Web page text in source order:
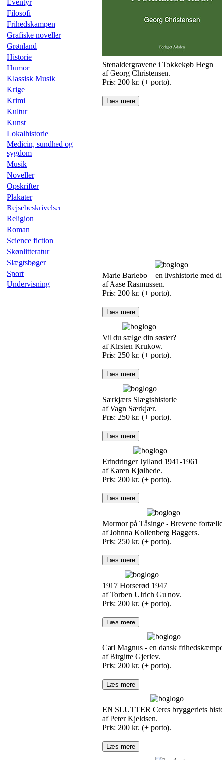
Eventyr
Filosofi
Frihedskampen
Grafiske noveller
Grønland
Historie
Humor
Klassisk Musik
Krige
Krimi
Kultur
Kunst
Lokalhistorie
Medicin, sundhed og
sygdom
Musik
Noveller
Opskrifter
Plakater
Rejsebeskrivelser
Religion
Roman
Science fiction
Skønlitteratur
Slægtsbøger
Sport
Undervisning
Stenaldergravene i Tokkekøb Hegn
af Georg Christensen.
Pris: 200 kr. (+ porto).
Læs mere
Marie Barlebo – en livshistorie med
af Aase Rasmussen.
Pris: 200 kr. (+ porto).
Læs mere
Vil du sælge din søster?
af Kirsten Krukow.
Pris: 250 kr. (+ porto).
Læs mere
Særkjærs Slægtshistorie
af Vagn Særkjær.
Pris: 250 kr. (+ porto).
Læs mere
Erindringer Jylland 1941-1961
af Karen Kjølhede.
Pris: 200 kr. (+ porto).
Læs mere
Mormor på Tåsinge - Brevene
af Johnna Kollenberg Baggers.
Pris: 250 kr. (+ porto).
Læs mere
1917 Horserød 1947
af Torben Ulrich Gulnov.
Pris: 200 kr. (+ porto).
Læs mere
Carl Magnus - en dansk
af Birgitte Gjerlev.
Pris: 200 kr. (+ porto).
Læs mere
EN SLUTTER Ceres bryggeriets
af Peter Kjeldsen.
Pris: 200 kr. (+ porto).
Læs mere